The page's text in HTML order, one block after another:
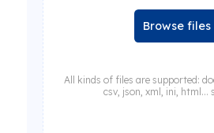
Browse files
All kinds of files are supported:
csv, json, xml, ini, html...